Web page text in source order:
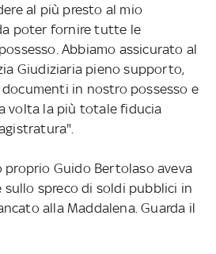
al più presto al mio
poter fornire tutte le
Abbiamo assicurato al
Giudiziaria pieno supporto,
in nostro possesso e
volta la più totale fiducia
proprio Guido Bertolaso aveva
spreco di soldi pubblici in
alla Maddalena. Guarda il